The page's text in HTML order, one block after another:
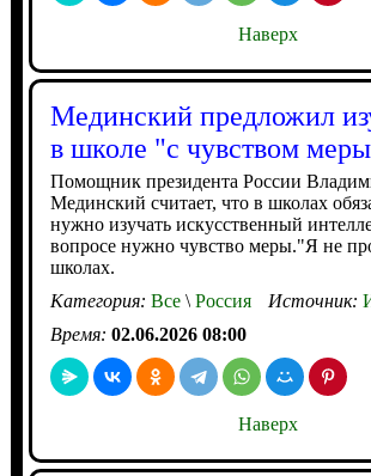
Наверх
Мединский предложил
в школе "с чувством
Помощник президента России
Мединский считает, что в школах
нужно изучать искусственный
вопросе нужно чувство меры."Я не
школах.
Категория: Все\Россия Источник:
Время: 02.06.2026 08:00
Наверх